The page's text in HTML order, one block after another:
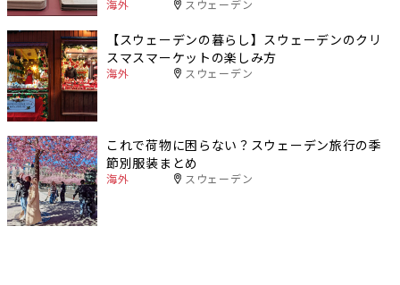
海外 スウェーデン
【スウェーデンの暮らし】スウェーデンのクリ
スマスマーケットの楽しみ方
海外 スウェーデン
これで荷物に困らない？スウェーデン旅行の季
節別服装まとめ
海外 スウェーデン